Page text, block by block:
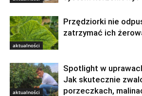
aktualności
Przędziorki nie
zatrzymać ich
aktualności
Spotlight w
Jak skutecznie
porzeczkach,